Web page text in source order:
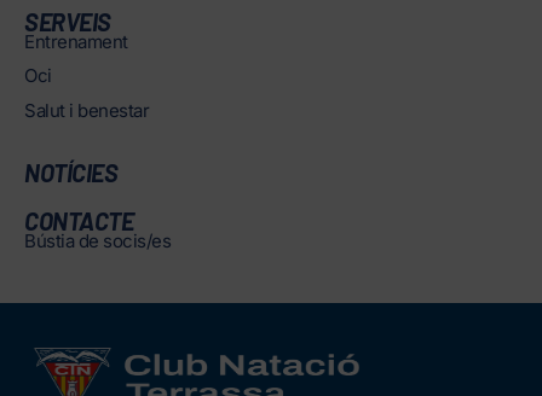
SERVEIS
Entrenament
Oci
Salut i benestar
NOTÍCIES
CONTACTE
Bústia de socis/es